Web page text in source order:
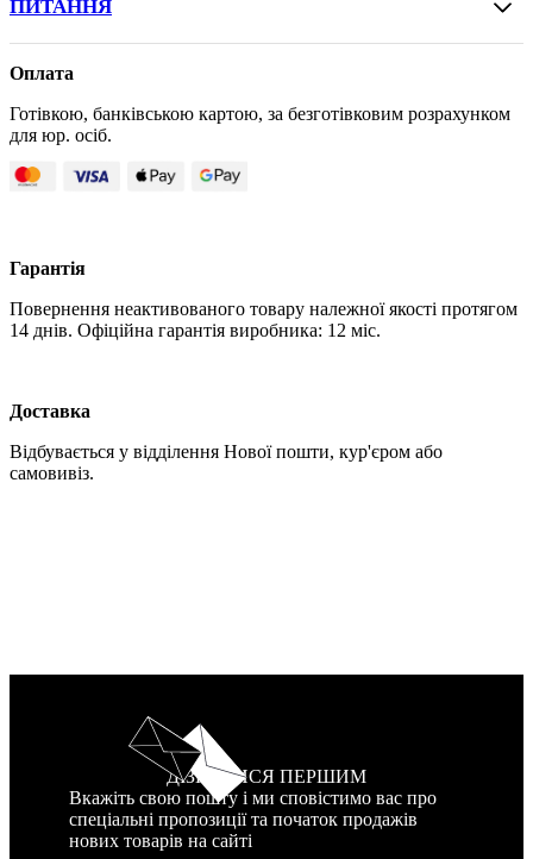
ПИТАННЯ
Оплата
Готівкою, банківською картою, за безготівковим розрахунком
для юр. осіб.
Гарантія
Повернення неактивованого товару належної якості протягом
14 днів. Офіційна гарантія виробника: 12 міс.
Доставка
Відбувається у відділення Нової пошти, кур'єром або
самовивіз.
ДІЗНАТИСЯ ПЕРШИМ
Вкажіть свою пошту і ми сповістимо вас про
спеціальні пропозиції та початок продажів
нових товарів на сайті